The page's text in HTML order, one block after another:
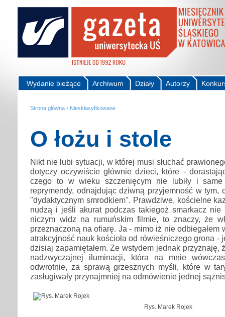
Autorzy
Działy
Archiwum
Wydanie bieżące
Strona główna › Niesklasyfikowane
O łożu i stole
Nikt nie lubi sytuacji, w której musi słuchać
dotyczy oczywiście głównie dzieci, które -
czego to w wieku szczenięcym nie lubiły i same
reprymendy, odnajdując dziwną przyjemność w tym,
"dydaktycznym smrodkiem". Prawdziwe, kościelne
nudzą i jeśli akurat podczas takiegoż smarkacz nie
niczym widz na rumuńskim filmie, to znaczy, że
przeznaczoną na ofiarę. Ja - mimo iż nie odbiegałem
atrakcyjność nauk kościoła od rówieśniczego grona -
dzisiaj zapamiętałem. Ze wstydem jednak przyznaję,
nadzwyczajnej iluminacji, która na mnie
odwrotnie, za sprawą grzesznych myśli, które w
zasługiwały przynajmniej na odmówienie jednej
Rys. Marek Rojek